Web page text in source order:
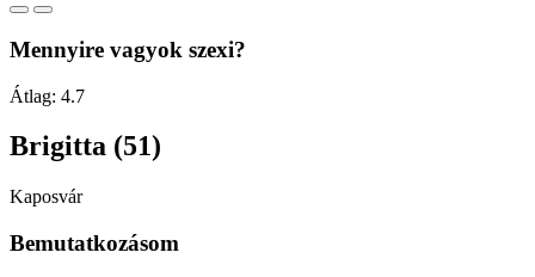
Mennyire vagyok szexi?
Átlag: 4.7
Brigitta (51)
Kaposvár
Bemutatkozásom